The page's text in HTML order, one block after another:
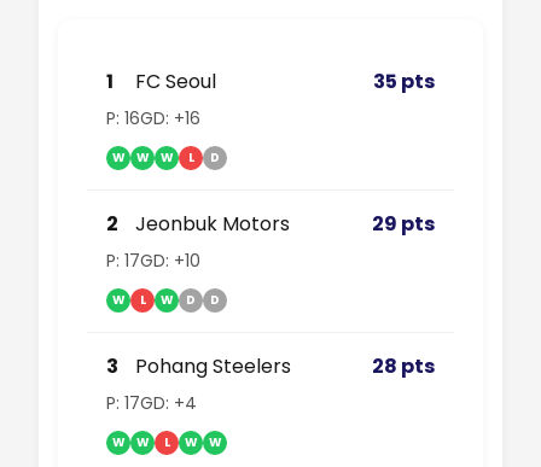
1 FC Seoul 35 pts
P: 16GD: +16
W W W L D
2 Jeonbuk Motors 29 pts
P: 17GD: +10
W L W D D
3 Pohang Steelers 28 pts
P: 17GD: +4
W W L W W